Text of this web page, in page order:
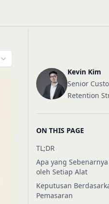
Kevin Kim
Senior
Retention
ON THIS PAGE
TL;DR
Apa yang
oleh Setiap Alat
Keputusan
Pemasaran